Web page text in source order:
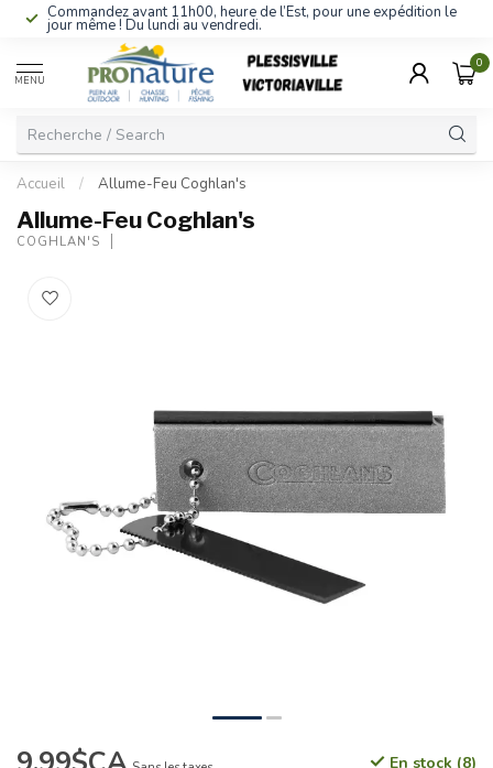
Commandez avant 11h00, heure de l’Est, pour une expédition le
jour même ! Du lundi au vendredi.
MENU
0
Accueil / Allume-Feu Coghlan's
Allume-Feu Coghlan's
COGHLAN'S
En stock (8)